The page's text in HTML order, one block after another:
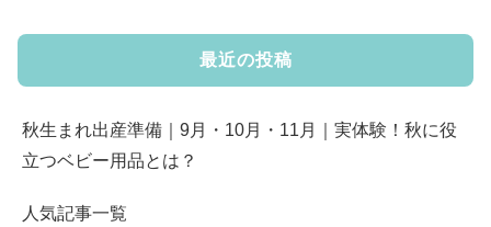
最近の投稿
秋生まれ出産準備｜9月・10月・11月｜実体験！秋に役
立つベビー用品とは？
人気記事一覧